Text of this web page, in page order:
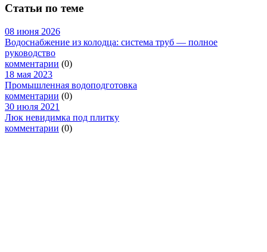
Статьи по теме
08 июня 2026
Водоснабжение из колодца: система труб — полное
руководство
комментарии (0)
18 мая 2023
Промышленная водоподготовка
комментарии (0)
30 июля 2021
Люк невидимка под плитку
комментарии (0)